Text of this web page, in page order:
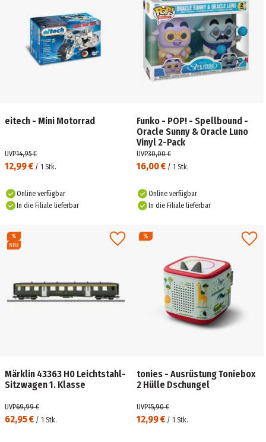
eitech - Mini Motorrad
12,99 € / 1 Stk.
UVP14,95 €
Online verfügbar
In die Filiale lieferbar
Funko - POP! - Spellbound -
Oracle Sunny & Oracle Luno
Vinyl 2-Pack
16,00 € / 1 Stk.
UVP30,00 €
Online verfügbar
In die Filiale lieferbar
Märklin 43363 H0 Leichtstahl-
Sitzwagen 1. Klasse
62,95 € / 1 Stk.
UVP69,99 €
tonies - Ausrüstung Toniebox
2 Hülle Dschungel
12,99 € / 1 Stk.
UVP15,90 €